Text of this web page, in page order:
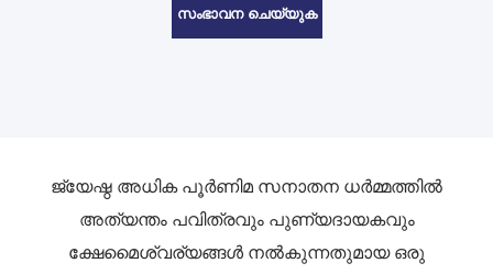
സംഭാവന ചെയ്യുക
ജ്യേഷ്ഠ അധിക പൂർണിമ സനാതന ധർമ്മത്തിൽ
അത്യന്തം പവിത്രവും പുണ്യദായകവും
ക്ഷേമൈശ്വര്യങ്ങൾ നൽകുന്നതുമായ ഒരു